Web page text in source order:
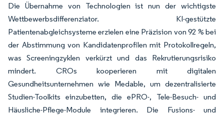
Die Übernahme von Technologien ist nun der wichtigste
Wettbewerbsdifferenziator. KI-gestützte
Patientenabgleichsysteme erzielen eine Präzision von 92 % bei
der Abstimmung von Kandidatenprofilen mit Protokollregeln,
was Screeningzyklen verkürzt und das Rekrutierungsrisiko
mindert. CROs kooperieren mit digitalen
Gesundheitsunternehmen wie Medable, um dezentralisierte
Studien-Toolkits einzubetten, die ePRO-, Tele-Besuch- und
Häusliche-Pflege-Module integrieren. Die Fusions- und